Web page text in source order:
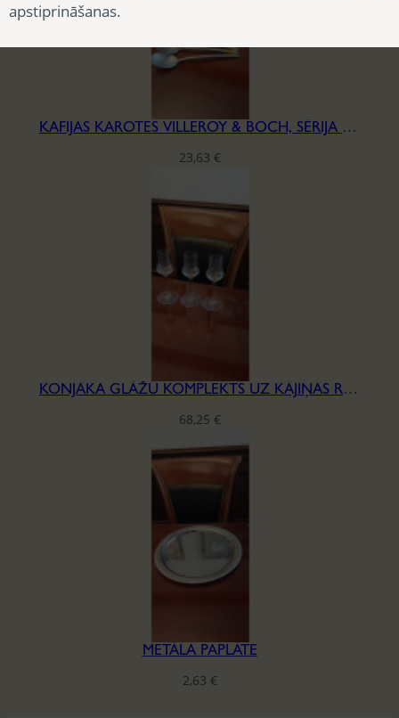
KAFIJAS KAROTES VILLEROY & BOCH, SĒRIJA ELLA
23,63 €
KONJAKA GLĀŽU KOMPLEKTS UZ KĀJIŅAS RIEDEL, H-16,5MM
68,25 €
METĀLA PAPLĀTE
2,63 €
apstiprināšanas.